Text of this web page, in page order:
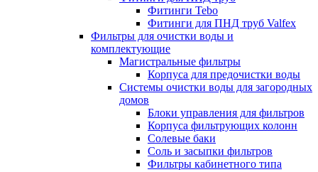
Фитинги Tebo
Фитинги для ПНД труб Valfex
Фильтры для очистки воды и
комплектующие
Магистральные фильтры
Корпуса для предочистки воды
Системы очистки воды для загородных
домов
Блоки управления для фильтров
Корпуса фильтрующих колонн
Солевые баки
Соль и засыпки фильтров
Фильтры кабинетного типа